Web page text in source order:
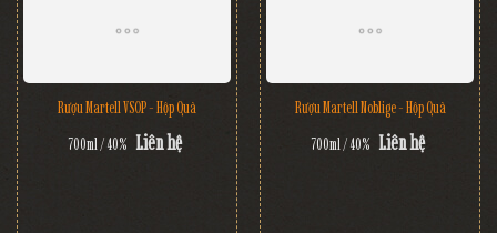
Rượu Martell VSOP - Hộp Quà
700ml / 40% Liên hệ
Rượu Martell Noblige - Hộp Quà
700ml / 40% Liên hệ